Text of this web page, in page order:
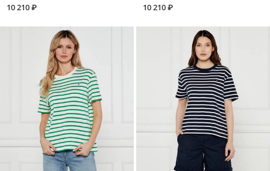
10 210 ₽
10 210 ₽